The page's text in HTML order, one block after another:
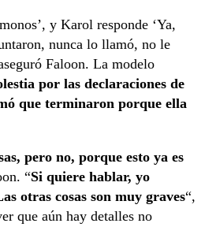
y Karol responde ‘Ya,
nunca lo llamó, no le
Faloon. La modelo
por las declaraciones de
que terminaron porque ella
pero no, porque esto ya es
“Si quiere hablar, yo
otras cosas son muy graves“,
que aún hay detalles no